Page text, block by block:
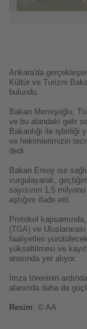
Ankara'da
Kültür ve Turizm
bulundu.
Bakan Memişoğlu,
ve bu alandaki gelir
Bakanlığı ile işbirliği
ve hekimlerimizin
dedi.
Bakan Ersoy ise
vurgulayarak,
sayısının 1,5
aştığını ifade etti.
Protokol
(TGA) ve
faaliyetleri
yükseltilmesi ve kayıt
arasında yer alıyor.
İmza töreninin
alanında daha da
Resim: © AA